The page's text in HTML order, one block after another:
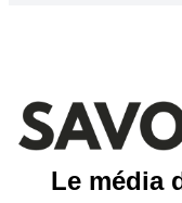
Le média